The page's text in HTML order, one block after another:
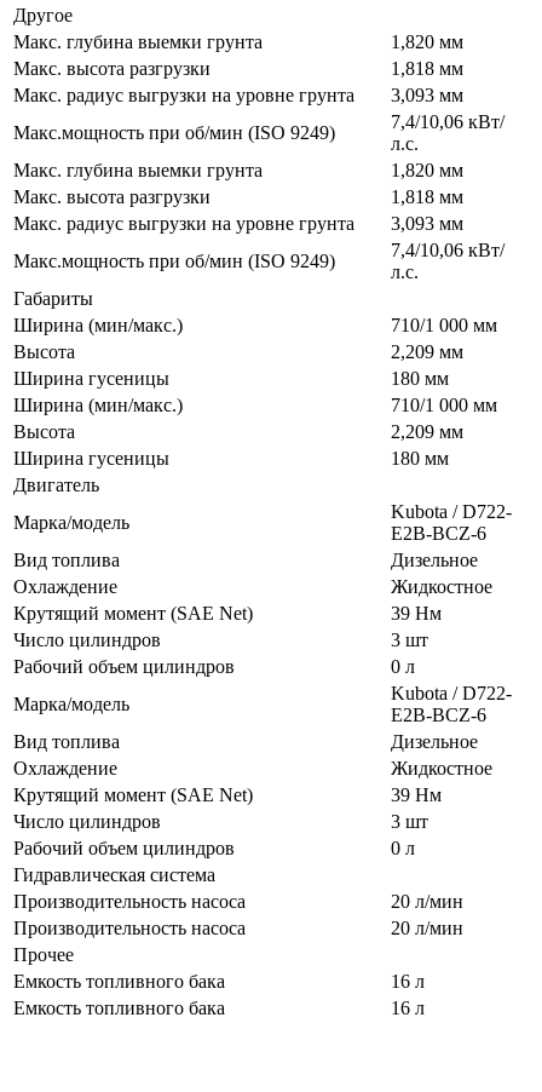
Другое
Макс. глубина выемки грунта
1,820 мм
Макс. высота разгрузки
1,818 мм
Макс. радиус выгрузки на уровне грунта
3,093 мм
Макс.мощность при об/мин (ISO 9249)
7,4/10,06 кВт/
л.с.
Макс. глубина выемки грунта
1,820 мм
Макс. высота разгрузки
1,818 мм
Макс. радиус выгрузки на уровне грунта
3,093 мм
Макс.мощность при об/мин (ISO 9249)
7,4/10,06 кВт/
л.с.
Габариты
Ширина (мин/макс.)
710/1 000 мм
Высота
2,209 мм
Ширина гусеницы
180 мм
Ширина (мин/макс.)
710/1 000 мм
Высота
2,209 мм
Ширина гусеницы
180 мм
Двигатель
Марка/модель
Kubota / D722-
E2B-BCZ-6
Вид топлива
Дизельное
Охлаждение
Жидкостное
Крутящий момент (SAE Net)
39 Нм
Число цилиндров
3 шт
Рабочий объем цилиндров
0 л
Марка/модель
Kubota / D722-
E2B-BCZ-6
Вид топлива
Дизельное
Охлаждение
Жидкостное
Крутящий момент (SAE Net)
39 Нм
Число цилиндров
3 шт
Рабочий объем цилиндров
0 л
Гидравлическая система
Производительность насоса
20 л/мин
Производительность насоса
20 л/мин
Прочее
Емкость топливного бака
16 л
Емкость топливного бака
16 л